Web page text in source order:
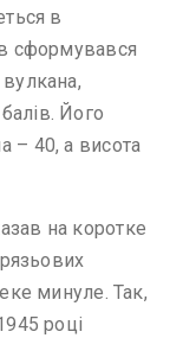
в
сформувався
Його
– 40, а висота
на коротке
минуле. Так,
році